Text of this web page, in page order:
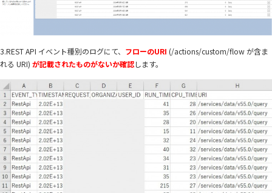
3.REST API イベント種別のログにて、 フローのURI (/actions/custom/flow が含ま
れる URI) が記載されたものがないか確認します。